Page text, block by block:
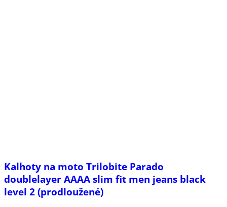
Kalhoty na moto Trilobite Parado
doublelayer AAAA slim fit men jeans black
level 2 (prodloužené)